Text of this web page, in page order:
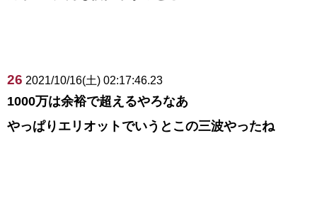
26 2021/10/16(土) 02:17:46.23
1000万は余裕で超えるやろなあ
やっぱりエリオットでいうとこの三波やったね